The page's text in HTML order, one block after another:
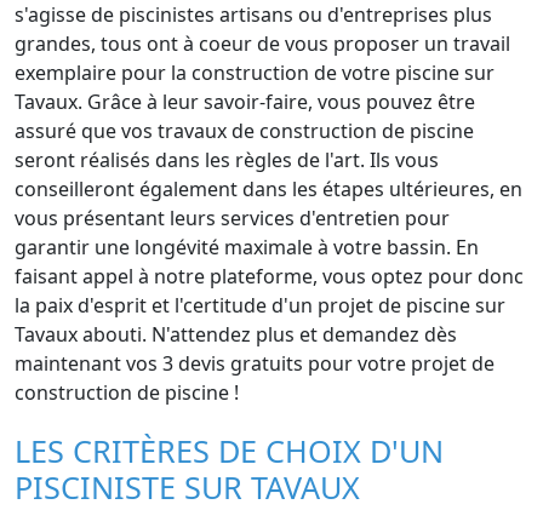
s'agisse de piscinistes artisans ou d'entreprises plus
grandes, tous ont à coeur de vous proposer un travail
exemplaire pour la construction de votre piscine sur
Tavaux. Grâce à leur savoir-faire, vous pouvez être
assuré que vos travaux de construction de piscine
seront réalisés dans les règles de l'art. Ils vous
conseilleront également dans les étapes ultérieures, en
vous présentant leurs services d'entretien pour
garantir une longévité maximale à votre bassin. En
faisant appel à notre plateforme, vous optez pour donc
la paix d'esprit et l'certitude d'un projet de piscine sur
Tavaux abouti. N'attendez plus et demandez dès
maintenant vos 3 devis gratuits pour votre projet de
construction de piscine !
LES CRITÈRES DE CHOIX D'UN
PISCINISTE SUR TAVAUX